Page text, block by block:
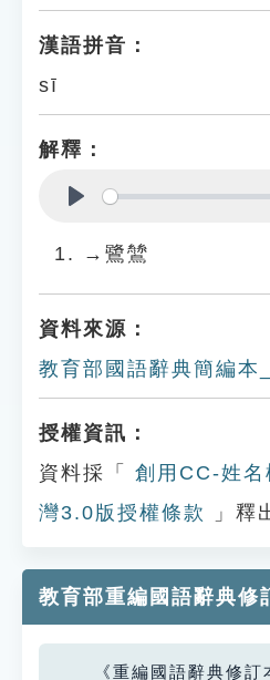
漢語拼音：
sī
解釋：
→鷺鷥
資料來源：
教育部國語辭典簡編本
授權資訊：
資料採「
創用CC-姓
灣3.0版授權條款
」釋
教育部重編國語辭典修
《重編國語辭典修